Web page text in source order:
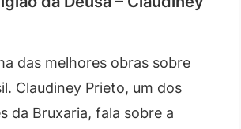
das melhores obras sobre
Claudiney Prieto, um dos
da Bruxaria, fala sobre a